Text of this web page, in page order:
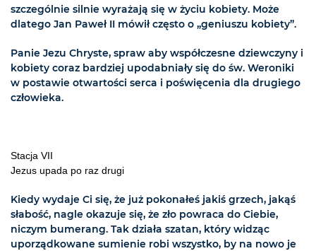
szczególnie silnie wyrażają się w życiu kobiety. Może
dlatego Jan Paweł II mówił często o „geniuszu kobiety”.
Panie Jezu Chryste, spraw aby współczesne dziewczyny i
kobiety coraz bardziej upodabniały się do św. Weroniki
w postawie otwartości serca i poświęcenia dla drugiego
człowieka.
Stacja VII
Jezus upada po raz drugi
Kiedy wydaje Ci się, że już pokonałeś jakiś grzech, jakąś
słabość, nagle okazuje się, że zło powraca do Ciebie,
niczym bumerang. Tak działa szatan, który widząc
uporządkowane sumienie robi wszystko, by na nowo je